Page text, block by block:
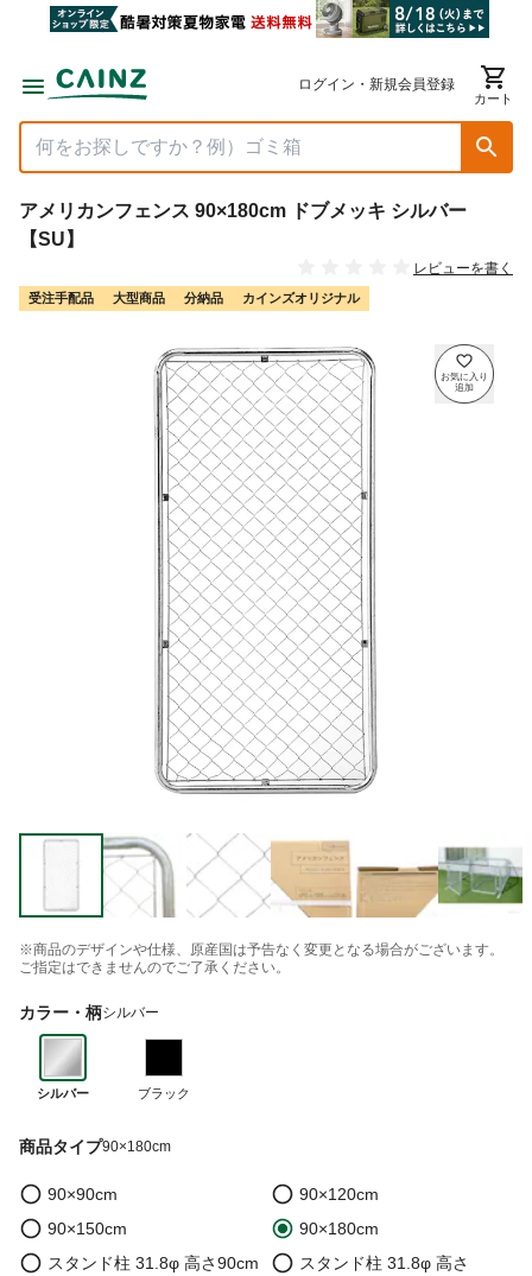
ログイン・新規会員登録
カート
アメリカンフェンス 90×180cm ドブメッキ シルバー
【SU】
レビューを書く
受注手配品 大型商品 分納品 カインズオリジナル
※商品のデザインや仕様、原産国は予告なく変更となる場合がございます。
ご指定はできませんのでご了承ください。
カラー・柄シルバー
シルバー ブラック
商品タイプ90×180cm
90×90cm
90×120cm
90×150cm
90×180cm
スタンド柱 31.8φ 高さ90cm
スタンド柱 31.8φ 高さ